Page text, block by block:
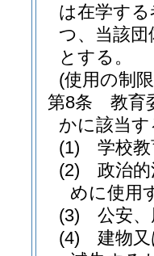
は在学す
つ、当該
とする。
(使用の制
第8条
教育
かに該当
(1)
学校
(2)
政治
めに使用
(3)
公安
(4)
建物